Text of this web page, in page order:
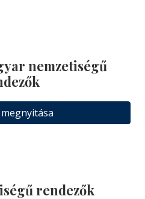
nemzetiségű
rendezők